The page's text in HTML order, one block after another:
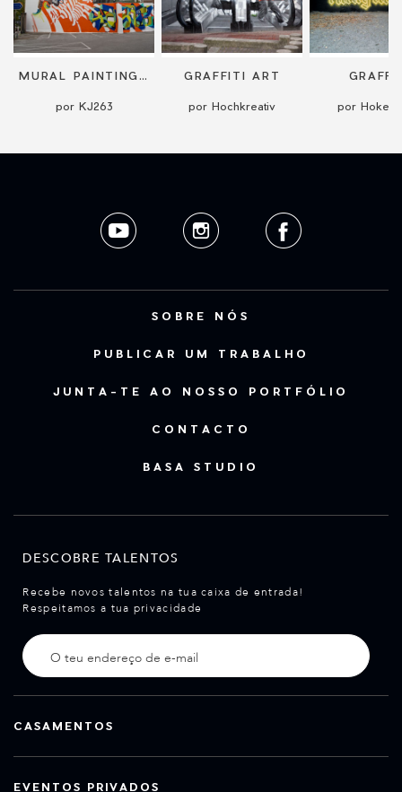
MURAL PAINTINGS AND ARTWORKS
por KJ263
GRAFFITI ART
por Hochkreativ por Hoker
SOBRE NÓS
PUBLICAR UM TRABALHO
JUNTA-TE AO NOSSO PORTFÓLIO
CONTACTO
BASA STUDIO
DESCOBRE TALENTOS
Recebe novos talentos na tua caixa de entrada!
Respeitamos a tua privacidade
CASAMENTOS
EVENTOS PRIVADOS